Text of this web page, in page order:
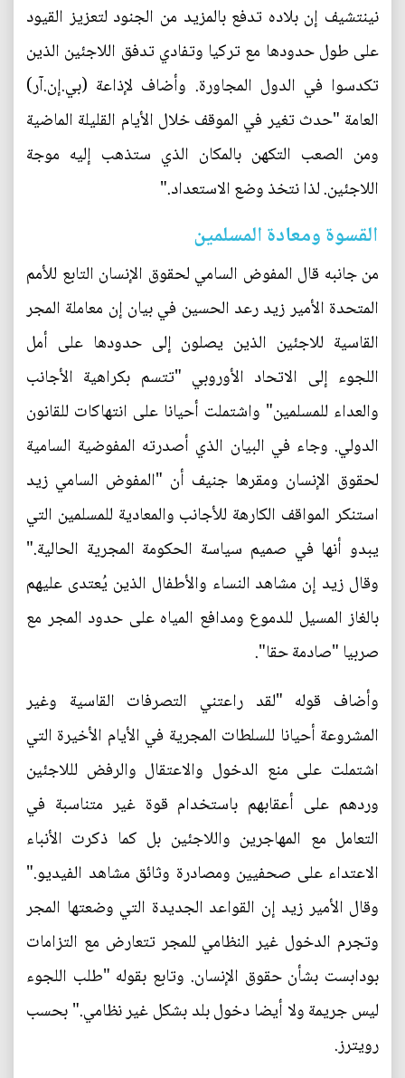
نينتشيف إن بلاده تدفع بالمزيد من الجنود لتعزيز القيود
على طول حدودها مع تركيا وتفادي تدفق اللاجئين الذين
تكدسوا في الدول المجاورة. وأضاف لإذاعة (بي.إن.آر)
العامة "حدث تغير في الموقف خلال الأيام القليلة الماضية
ومن الصعب التكهن بالمكان الذي ستذهب إليه موجة
اللاجئين. لذا نتخذ وضع الاستعداد."
القسوة ومعادة المسلمين
من جانبه قال المفوض السامي لحقوق الإنسان التابع للأمم
المتحدة الأمير زيد رعد الحسين في بيان إن معاملة المجر
القاسية للاجئين الذين يصلون إلى حدودها على أمل
اللجوء إلى الاتحاد الأوروبي "تتسم بكراهية الأجانب
والعداء للمسلمين" واشتملت أحيانا على انتهاكات للقانون
الدولي. وجاء في البيان الذي أصدرته المفوضية السامية
لحقوق الإنسان ومقرها جنيف أن "المفوض السامي زيد
استنكر المواقف الكارهة للأجانب والمعادية للمسلمين التي
يبدو أنها في صميم سياسة الحكومة المجرية الحالية."
وقال زيد إن مشاهد النساء والأطفال الذين يُعتدى عليهم
بالغاز المسيل للدموع ومدافع المياه على حدود المجر مع
صربيا "صادمة حقا".
وأضاف قوله "لقد راعتني التصرفات القاسية وغير
المشروعة أحيانا للسلطات المجرية في الأيام الأخيرة التي
اشتملت على منع الدخول والاعتقال والرفض لللاجئين
وردهم على أعقابهم باستخدام قوة غير متناسبة في
التعامل مع المهاجرين واللاجئين بل كما ذكرت الأنباء
الاعتداء على صحفيين ومصادرة وثائق مشاهد الفيديو."
وقال الأمير زيد إن القواعد الجديدة التي وضعتها المجر
وتجرم الدخول غير النظامي للمجر تتعارض مع التزامات
بودابست بشأن حقوق الإنسان. وتابع بقوله "طلب اللجوء
ليس جريمة ولا أيضا دخول بلد بشكل غير نظامي." بحسب
رويترز.